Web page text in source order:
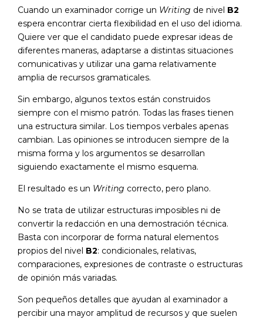
Cuando un examinador corrige un Writing de nivel B2
espera encontrar cierta flexibilidad en el uso del idioma.
Quiere ver que el candidato puede expresar ideas de
diferentes maneras, adaptarse a distintas situaciones
comunicativas y utilizar una gama relativamente
amplia de recursos gramaticales.
Sin embargo, algunos textos están construidos
siempre con el mismo patrón. Todas las frases tienen
una estructura similar. Los tiempos verbales apenas
cambian. Las opiniones se introducen siempre de la
misma forma y los argumentos se desarrollan
siguiendo exactamente el mismo esquema.
El resultado es un Writing correcto, pero plano.
No se trata de utilizar estructuras imposibles ni de
convertir la redacción en una demostración técnica.
Basta con incorporar de forma natural elementos
propios del nivel B2: condicionales, relativas,
comparaciones, expresiones de contraste o estructuras
de opinión más variadas.
Son pequeños detalles que ayudan al examinador a
percibir una mayor amplitud de recursos y que suelen